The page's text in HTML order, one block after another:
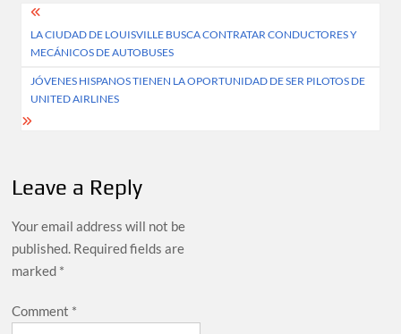
Post
navigation
LA CIUDAD DE LOUISVILLE BUSCA CONTRATAR CONDUCTORES Y
MECÁNICOS DE AUTOBUSES
JÓVENES HISPANOS TIENEN LA OPORTUNIDAD DE SER PILOTOS DE
UNITED AIRLINES
Leave a Reply
Your email address will not be
published. Required fields are
marked *
Comment *